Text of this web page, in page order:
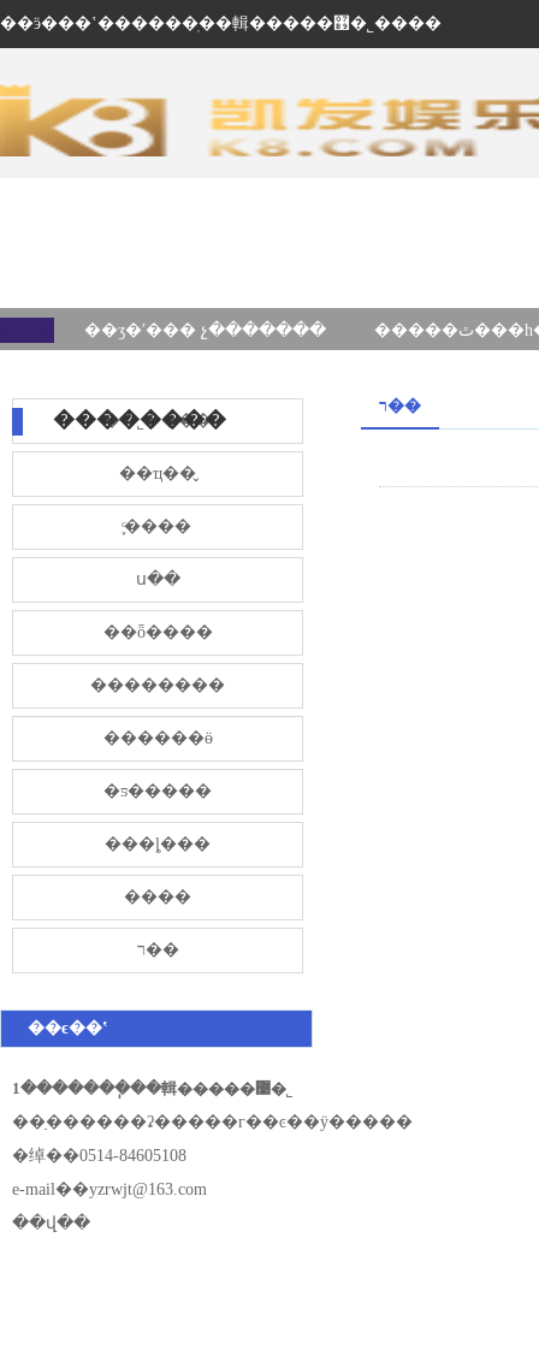
��ӭ���ʽ������ֽ��輯�����޹�˾����
��ʒ�ʹ��� չ�������
��������
��˾����
��ҵ��̬
֪ͨ����
ս��
��ȫ����
��������
������ӫ
�ƽ�����
���ȴ���
����
ר��
��ϵ��ʽ
1�������ֽ��輯�����޹�˾
��ַ������ʡ�����г��ͼ��ÿ�����
�绰��0514-84605108
e-mail��yzrwjt@163.com
��վ��
ר��